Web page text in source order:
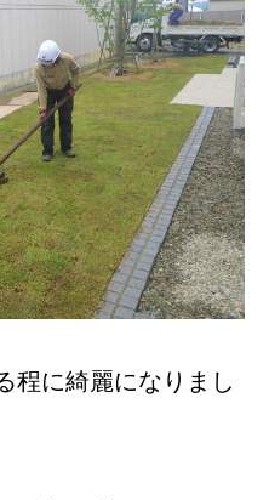
程に綺麗になりまし